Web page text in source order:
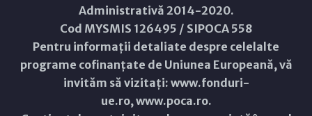
Administrativă 2014-2020.
Cod MYSMIS 126495 / SIPOCA 558
Pentru informații detaliate despre celelalte
programe cofinanțate de Uniunea Europeană, vă
invităm să vizitați: www.fonduri-
ue.ro,www.poca.ro.